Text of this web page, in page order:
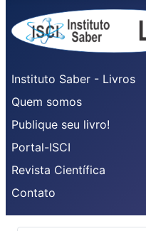
Instituto Saber - Livros
Quem somos
Publique seu livro!
Portal-ISCI
Revista Científica
Contato